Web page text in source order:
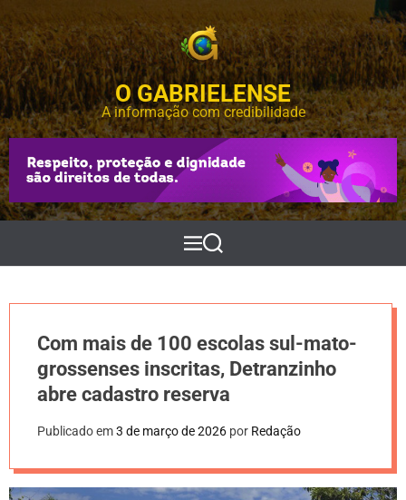
k
p
t
o
c
o
n
t
e
O GABRIELENSE
A informação com credibilidade
M
e
P
e
s
r
Com mais de 100 escolas sul-mato-
grossenses inscritas, Detranzinho
abre cadastro reserva
Publicado em3 de março de 2026 por Redação